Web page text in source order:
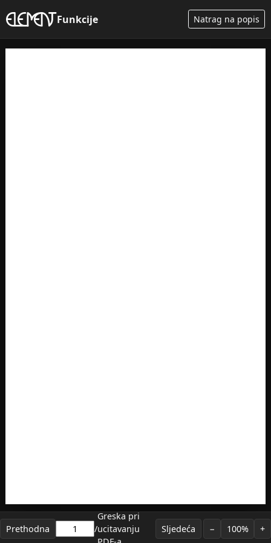
Funkcije Natrag na popis
Prethodna /
Greska pri
ucitavanju
Sljedeća − 100% +